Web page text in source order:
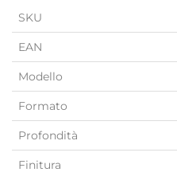
SKU
EAN
Modello
Formato
Profondità
Finitura